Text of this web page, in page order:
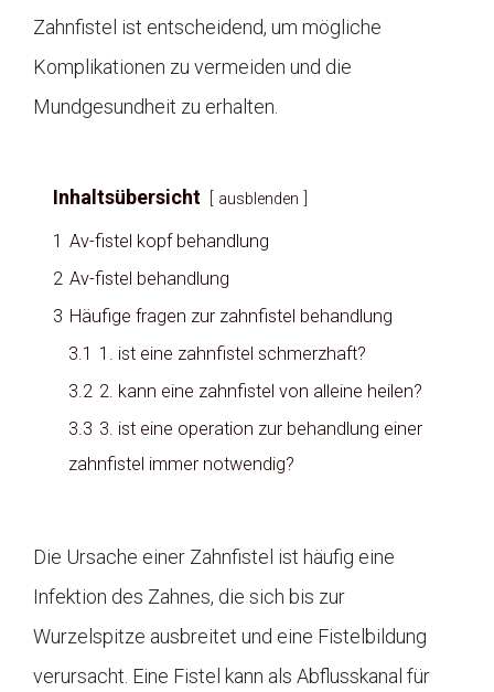
Zahnfistel ist entscheidend, um mögliche
Komplikationen zu vermeiden und die
Mundgesundheit zu erhalten.
Inhaltsübersicht ausblenden
1 Av-fistel kopf behandlung
2 Av-fistel behandlung
3 Häufige fragen zur zahnfistel behandlung
3.1 1. ist eine zahnfistel schmerzhaft?
3.2 2. kann eine zahnfistel von alleine heilen?
3.3 3. ist eine operation zur behandlung einer
zahnfistel immer notwendig?
Die Ursache einer Zahnfistel ist häufig eine
Infektion des Zahnes, die sich bis zur
Wurzelspitze ausbreitet und eine Fistelbildung
verursacht. Eine Fistel kann als Abflusskanal für